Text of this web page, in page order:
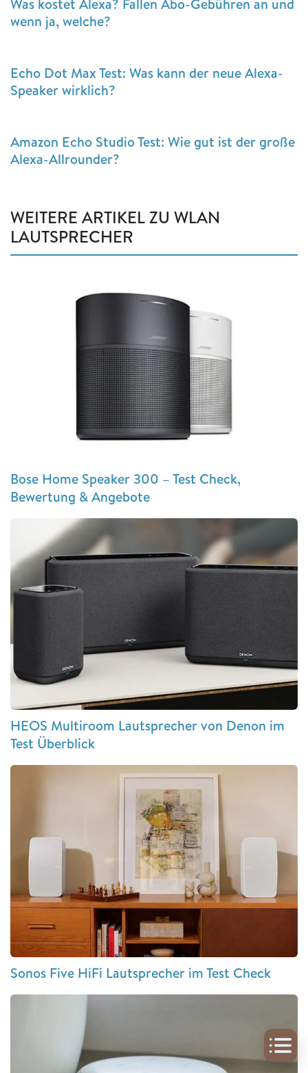
Was kostet Alexa? Fallen Abo-Gebühren an und
wenn ja, welche?
Echo Dot Max Test: Was kann der neue Alexa-
Speaker wirklich?
Amazon Echo Studio Test: Wie gut ist der große
Alexa-Allrounder?
WEITERE ARTIKEL ZU WLAN
LAUTSPRECHER
Bose Home Speaker 300 – Test Check,
Bewertung & Angebote
HEOS Multiroom Lautsprecher von Denon im
Test Überblick
Sonos Five HiFi Lautsprecher im Test Check